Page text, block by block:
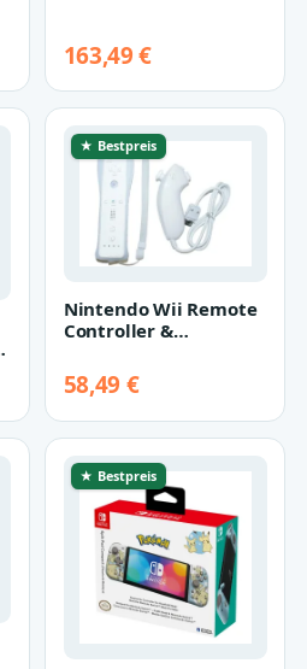
163,49 €
★ Bestpreis
Nintendo Wii Remote
Controller &
58,49 €
★ Bestpreis